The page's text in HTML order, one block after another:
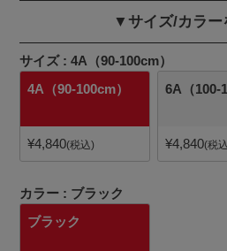
▼サイズ/カラー
サイズ
4A（90-100cm）
4A（90-100cm）
¥4,840 税込
6A（100-
¥4,840 税
カラー
ブラック
ブラック